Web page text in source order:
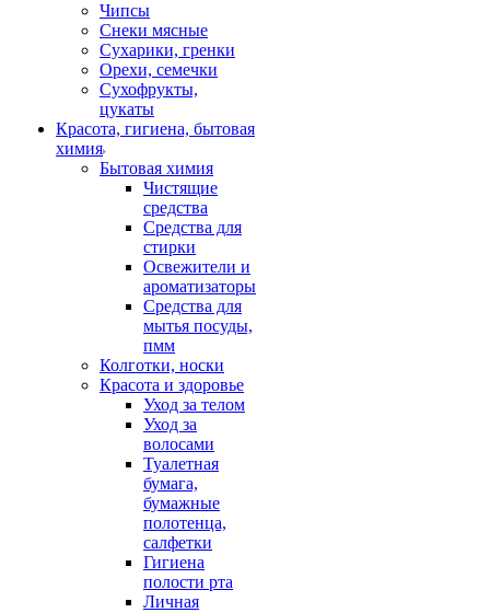
Чипсы
Снеки мясные
Сухарики, гренки
Орехи, семечки
Сухофрукты,
цукаты
Красота, гигиена, бытовая
химия
Бытовая химия
Чистящие
средства
Средства для
стирки
Освежители и
ароматизаторы
Средства для
мытья посуды,
пмм
Колготки, носки
Красота и здоровье
Уход за телом
Уход за
волосами
Туалетная
бумага,
бумажные
полотенца,
салфетки
Гигиена
полости рта
Личная